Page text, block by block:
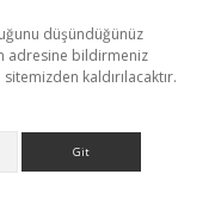
düşündüğünüz
adresine bildirmeniz
kaldırılacaktır.